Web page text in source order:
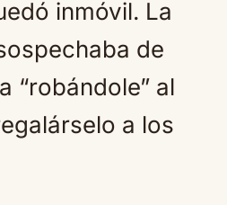
inmóvil. La
de
“robándole” al
a los